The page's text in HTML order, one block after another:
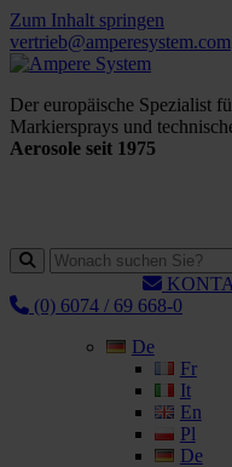
Zum Inhalt springen
vertrieb@amperesystem.com
Der europäische Spezialist
Markiersprays und
Aerosole seit 1975
(0) 6074 / 69 668-0
De
Fr
It
En
Pl
De